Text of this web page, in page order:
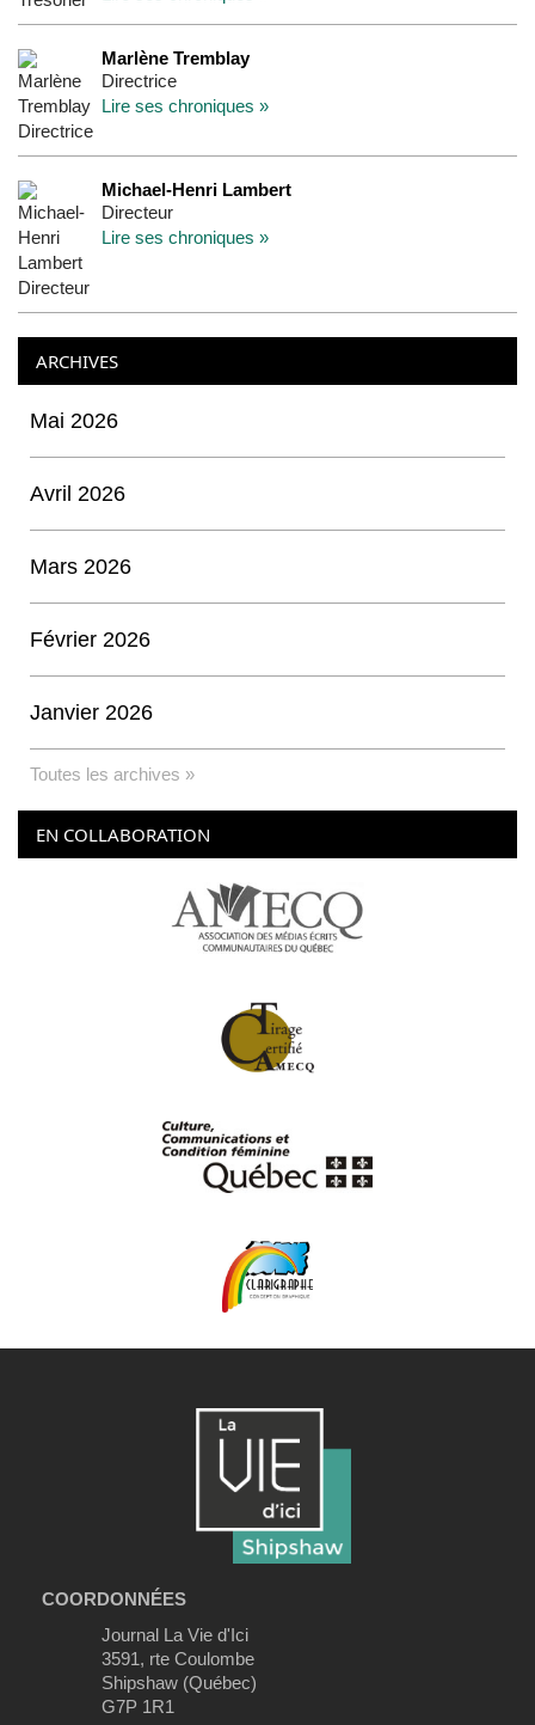
Marlène Tremblay
Directrice
Lire ses chroniques »
Michael-Henri Lambert
Directeur
Lire ses chroniques »
ARCHIVES
Mai 2026
Avril 2026
Mars 2026
Février 2026
Janvier 2026
Toutes les archives »
EN COLLABORATION
COORDONNÉES
Journal La Vie d'Ici
3591, rte Coulombe
Shipshaw (Québec)
G7P 1R1